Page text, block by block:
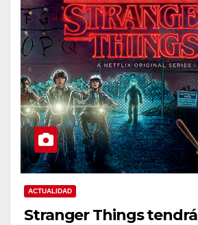
ACTUALIDAD
Stranger Things tendrá